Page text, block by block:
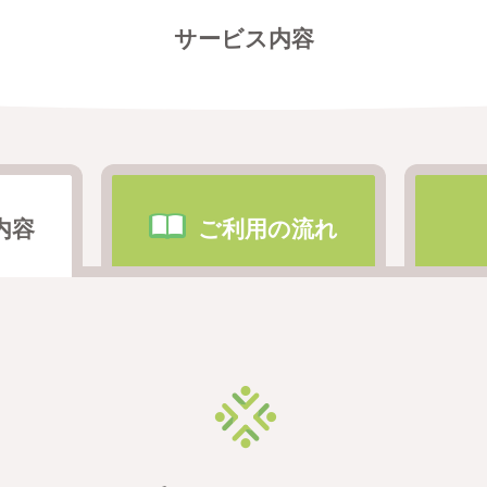
サービス内容
容 ご利用の流れ